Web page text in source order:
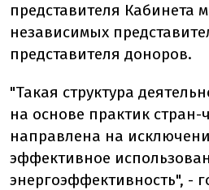
представителя Кабинета
независимых
представителя доноров.
"Такая структура
на основе практик стран-
направлена на
эффективное
энергоэффективность", -